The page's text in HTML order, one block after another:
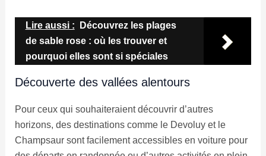
Lire aussi :
Découvrez les plages
de sable rose : où les trouver et
pourquoi elles sont si spéciales
Découverte des vallées alentours
Pour ceux qui souhaiteraient découvrir d’autres
horizons, des destinations comme le Devoluy et le
Champsaur sont facilement accessibles en voiture pour